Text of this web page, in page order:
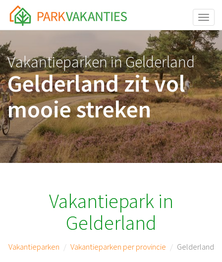
<body id="page-top">
Vakantieparken in Gelderland
Gelderland zit vol
mooie streken
Vakantiepark in
Gelderland
Vakantieparken Vakantieparken per provincie Gelderland